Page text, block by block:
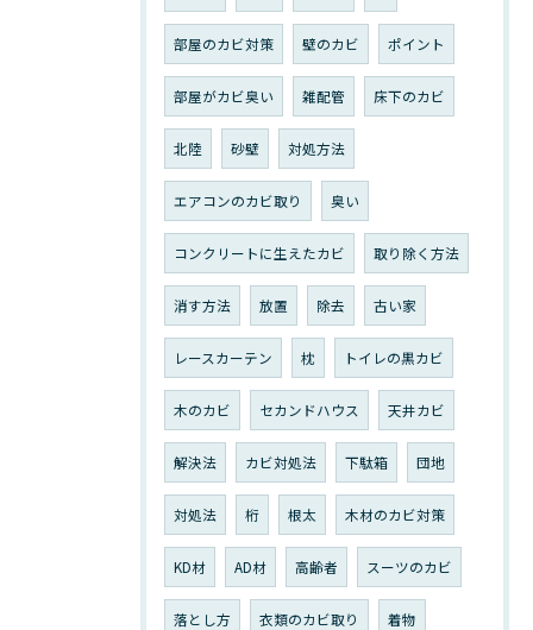
部屋のカビ対策 壁のカビ ポイント
部屋がカビ臭い 雑配管 床下のカビ
北陸 砂壁 対処方法
エアコンのカビ取り 臭い
コンクリートに生えたカビ 取り除く方法
消す方法 放置 除去 古い家
レースカーテン 枕 トイレの黒カビ
木のカビ セカンドハウス 天井カビ
解決法 カビ対処法 下駄箱 団地
対処法 桁 根太 木材のカビ対策
KD材 AD材 高齢者 スーツのカビ
落とし方 衣類のカビ取り 着物